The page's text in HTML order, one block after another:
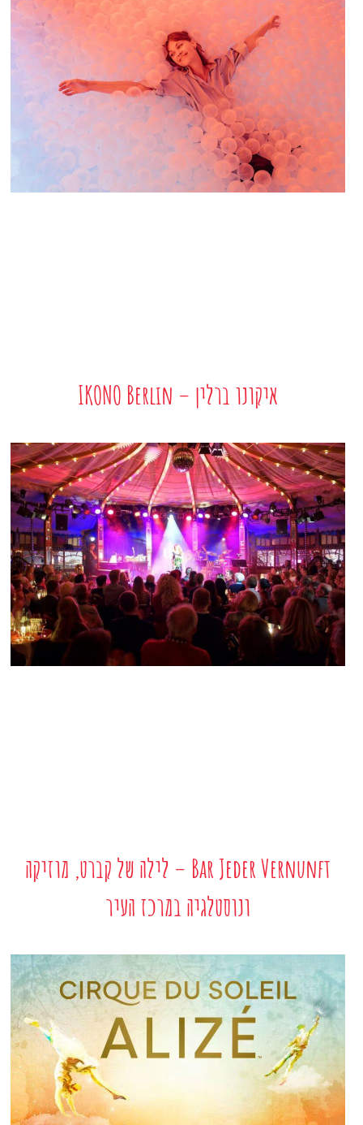
איקונו ברלין – IKONO Berlin
Bar Jeder Vernunft – לילה של קברט, מוזיקה
ונוסטלגיה במרכז העיר